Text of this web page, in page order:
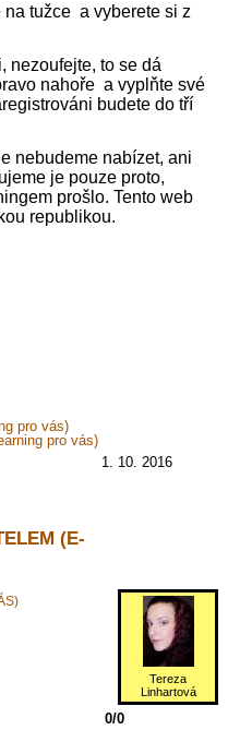
na tužce a vyberete si z
nezoufejte, to se dá
nahoře a vyplňte své
budete do tří
nebudeme nabízet, ani
je pouze proto,
prošlo. Tento web
republikou.
pro vás)
pro vás)
1. 10. 2016
(E-
Tereza
Linhartová
0/0